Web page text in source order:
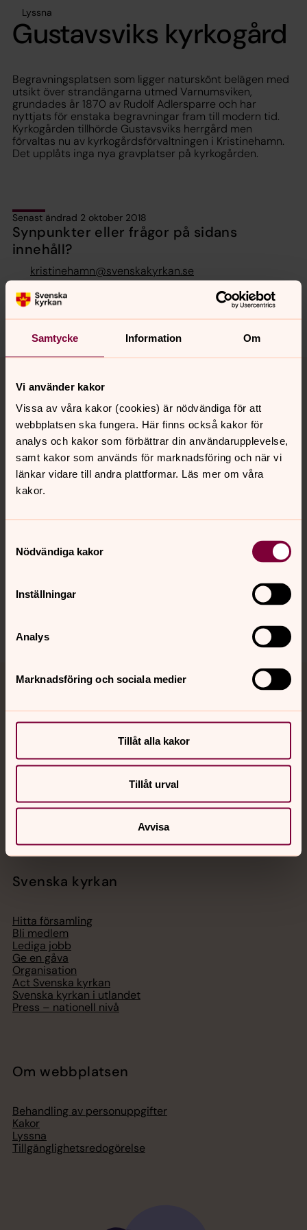
Samtycke Information Om
Vi använder kakor
Vissa av våra kakor (cookies) är nödvändiga för att
webbplatsen ska fungera. Här finns också kakor för
analys och kakor som förbättrar din användarupplevelse,
samt kakor som används för marknadsföring och när vi
länkar vidare till andra plattformar. Läs mer om våra
kakor.
Nödvändiga kakor
Inställningar
Analys
Marknadsföring och sociala medier
Tillåt alla kakor
Tillåt urval
Avvisa
Lyssna
Gustavsviks kyrkogård
Begravningsplatsen som ligger naturskönt belägen med
utsikt över strandängarna utmed Varnumsviken,
grundades år 1870 av Rudolf Adlersparre och har
nyttjats för enstaka begravningar fram till modern tid.
Kyrkogården tillhörde Gustavsviks herrgård men
förvaltas nu av kyrkogårdsförvaltningen i Kristinehamn.
Det upplåts inga nya gravplatser på kyrkogården.
Senast ändrad 2 oktober 2018
Synpunkter eller frågor på sidans
innehåll?
kristinehamn@svenskakyrkan.se
Dela
Tillbaka till toppen
Tillbaka till innehållet
Kontakt
Kalender
Sociala kanaler
Akut samtals- och krisstöd. Prata eller chatta anonymt
med en präst på kvällar och nätter.
Telefon 112
Svenska kyrkan
Hitta församling
Bli medlem
Lediga jobb
Ge en gåva
Organisation
Act Svenska kyrkan
Svenska kyrkan i utlandet
Press – nationell nivå
Om webbplatsen
Behandling av personuppgifter
Kakor
Lyssna
Tillgänglighetsredogörelse